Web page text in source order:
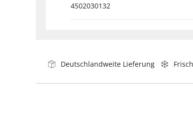
4502030132
Deutschlandweite Lieferung